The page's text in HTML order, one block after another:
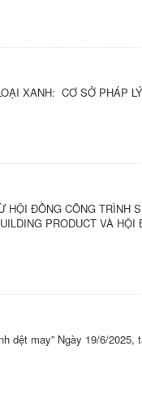
XANH: CƠ SỞ PHÁP
HỘI ĐỒNG CÔNG TRÌNH
PRODUCT VÀ HỘI
dệt may” Ngày 19/6/